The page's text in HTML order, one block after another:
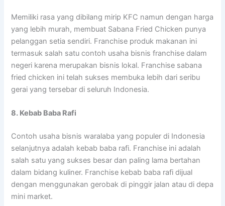
Memiliki rasa yang dibilang mirip KFC namun dengan harga
yang lebih murah, membuat Sabana Fried Chicken punya
pelanggan setia sendiri. Franchise produk makanan ini
termasuk salah satu contoh usaha bisnis franchise dalam
negeri karena merupakan bisnis lokal. Franchise sabana
fried chicken ini telah sukses membuka lebih dari seribu
gerai yang tersebar di seluruh Indonesia.
8. Kebab Baba Rafi
Contoh usaha bisnis waralaba yang populer di Indonesia
selanjutnya adalah kebab baba rafi. Franchise ini adalah
salah satu yang sukses besar dan paling lama bertahan
dalam bidang kuliner. Franchise kebab baba rafi dijual
dengan menggunakan gerobak di pinggir jalan atau di depa
mini market.